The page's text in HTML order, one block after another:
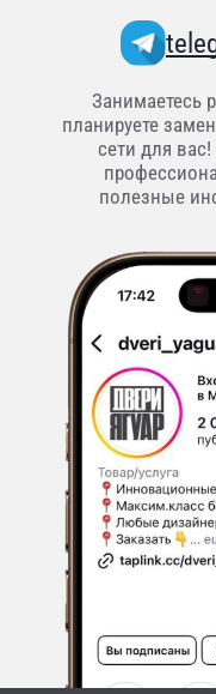
Занимаетесь
планируете
сети для
полезные